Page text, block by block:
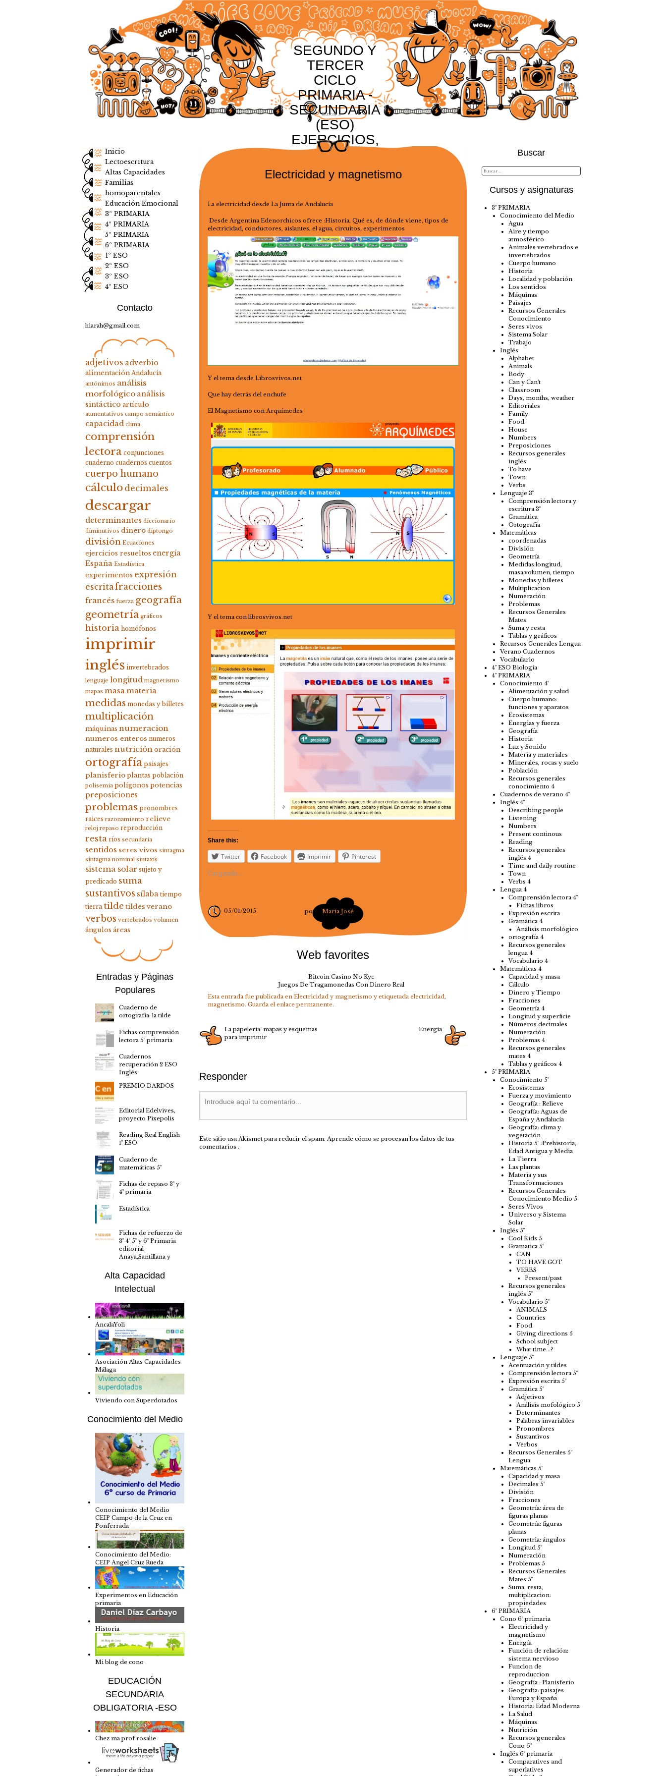
SEGUNDO Y
TERCER
CICLO
PRIMARIA -
SECUNDARIA
(ESO)
EJERCICIOS,
RECURSOS Y
ACTIVIDADES
Inicio
Lectoescritura
Altas Capacidades
Familias
homoparentales
Educación Emocional
3º PRIMARIA
4º PRIMARIA
5º PRIMARIA
6º PRIMARIA
1º ESO
2º ESO
3º ESO
4º ESO
Electricidad y magnetismo
La electricidad desde La Junta de Andalucía
Desde Argentina Edenorchicos ofrece :Historia, Qué es, de dónde viene, tipos de
electricidad, conductores, aislantes, el agua, circuitos, experimentos
Y el tema desde Librosvivos.net
Que hay detrás del enchufe
El Magnetismo con Arquímedes
Y el tema con librosvivos.net
Share this:
Twitter Facebook Imprimir Pinterest
Cargando...
05/01/2015 por Maria José
Web favorites
Bitcoin Casino No Kyc
Juegos De Tragamonedas Con Dinero Real
Esta entrada fue publicada en Electricidad y magnetismo y etiquetada electricidad,
magnetismo. Guarda el enlace permanente.
La papelería: mapas y esquemas
para imprimir
Energía
Responder
Este sitio usa Akismet para reducir el spam. Aprende cómo se procesan los datos de tus
comentarios .
Buscar
Cursos y asignaturas
3º PRIMARIA
Conocimiento del Medio
Agua
Aire y tiempo
atmosférico
Animales vertebrados e
invertebrados
Cuerpo humano
Historia
Localidad y población
Los sentidos
Máquinas
Paisajes
Recursos Generales
Conocimiento
Seres vivos
Sistema Solar
Trabajo
Inglés
Alphabet
Animals
Body
Can y Can't
Classroom
Days, months, weather
Editoriales
Family
Food
House
Numbers
Preposiciones
Recursos generales
inglés
To have
Town
Verbs
Lenguaje 3º
Comprensión lectora y
escritura 3º
Gramática
Ortografía
Matemáticas
coordenadas
División
Geometría
Medidas:longitud,
masa,volumen, tiempo
Monedas y billetes
Multiplicacion
Numeración
Problemas
Recursos Generales
Mates
Suma y resta
Tablas y gráficos
Recursos Generales Lengua
Verano Cuadernos
Vocabulario
4º ESO Biología
4º PRIMARIA
Conocimiento 4º
Alimentación y salud
Cuerpo humano:
funciones y aparatos
Ecosistemas
Energias y fuerza
Geografía
Historia
Luz y Sonido
Materia y materiales
Minerales, rocas y suelo
Población
Recursos generales
conocimiento 4
Cuadernos de verano 4º
Inglés 4º
Describing people
Listening
Numbers
Present continous
Reading
Recursos generales
inglés 4
Time and daily routine
Town
Verbs 4
Lengua 4
Comprensión lectora 4º
Fichas libros
Expresión escrita
Gramática 4
Análisis morfológico
ortografía 4
Recursos generales
lengua 4
Vocabulario 4
Matemáticas 4
Capacidad y masa
Cálculo
Dinero y Tiempo
Fracciones
Geometría 4
Longitud y superficie
Números decimales
Numeración
Problemas 4
Recursos generales
mates 4
Tablas y gráficos 4
5º PRIMARIA
Conocimiento 5º
Ecosistemas
Fuerza y movimiento
Geografía : Relieve
Geografía: Aguas de
España y Andalucía
Geografía: clima y
vegetación
Historia 5º :Prehistoria,
Edad Antigua y Media
La Tierra
Las plantas
Materia y sus
Transformaciones
Recursos Generales
Conocimiento Medio 5
Seres Vivos
Universo y Sistema
Solar
Inglés 5º
Cool Kids 5
Gramatica 5º
CAN
TO HAVE GOT
VERBS
Present/past
Recursos generales
inglés 5º
Vocabulario 5º
ANIMALS
Countries
Food
Giving directions 5
School subject
What time…?
Lenguaje 5º
Acentuación y tildes
Comprensión lectora 5º
Expresión escrita 5º
Gramática 5º
Adjetivos
Análisis mofológico 5
Determinantes
Palabras invariables
Pronombres
Sustantivos
Verbos
Recursos Generales 5º
Lengua
Matemáticas 5º
Capacidad y masa
Decimales 5º
División
Fracciones
Geometría: área de
figuras planas
Geometría: figuras
planas
Geometria: ángulos
Longitud 5º
Numeración
Problemas 5
Recursos Generales
Mates 5º
Suma, resta,
multiplicacion:
propiedades
6º PRIMARIA
Cono 6º primaria
Electricidad y
magnetismo
Energía
Función de relación:
sistema nervioso
Funcion de
reproduccion
Geografía : Planisferio
Geografía: paisajes
Europa y España
Historia: Edad Moderna
La Salud
Máquinas
Nutrición
Recursos generales
Cono 6ª
Inglés 6º primaria
Comparatives and
superlatives
Contacto
hiarah@gmail.com
adjetivos adverbio
alimentación Andalucía
antónimos análisis
morfológico análisis
sintáctico artículo
aumentativos campo semántico
capacidad clima
comprensión
lectora conjunciones
cuaderno cuadernos cuentos
cuerpo humano
cálculo decimales
descargar
determinantes diccionario
diminutivos dinero diptongo
división Ecuaciones
ejercicios resueltos energía
España Estadística
experimentos expresión
escritafracciones
francés fuerza geografía
geometría gráficos
historia homófonos
imprimir
inglés invertebrados
lenguaje longitud magnetismo
mapas masamateria
medidas monedas y billetes
multiplicación
máquinas numeracion
numeros enteros numeros
naturales nutrición oración
ortografía paisajes
planisferio plantas población
polisemia polígonos potencias
preposiciones
problemas pronombres
raices razonamiento relieve
reloj repaso reproducción
resta ríos secundaria
sentidos seres vivos sintagma
sintagma nominal sintaxis
sistema solar sujeto y
predicado suma
sustantivos sílaba tiempo
tierra tilde tildes verano
verbos vertebrados volumen
ángulos áreas
Entradas y Páginas
Populares
Cuaderno de
ortografía: la tilde
Fichas comprensión
lectora 5º primaria
Cuadernos
recuperación 2 ESO
Inglés
PREMIO DARDOS
Editorial Edelvives,
proyecto Pixepolis
Reading Real English
1º ESO
Cuaderno de
matemáticas 5º
Fichas de repaso 3º y
4º primaria
Estadística
Fichas de refuerzo de
3º 4º 5º y 6º Primaria
editorial
Anaya,Santillana y
Alta Capacidad
Intelectual
AncalaYoli
Asociación Altas Capacidades
Málaga
Viviendo con Superdotados
Conocimiento del Medio
Conocimiento del Medio
CEIP Campo de la Cruz en
Ponferrada
Conocimiento del Medio:
CEIP Angel Cruz Rueda
Experimentos en Educación
primaria
Historia
Mi blog de cono
EDUCACIÓN
SECUNDARIA
OBLIGATORIA -ESO
Chez ma prof rosalie
Generador de fichas